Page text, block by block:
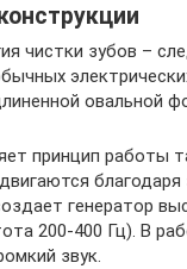
чистки зубов –
овальной
принцип работы
благодаря
генератор
200-400 Гц). В
звук.